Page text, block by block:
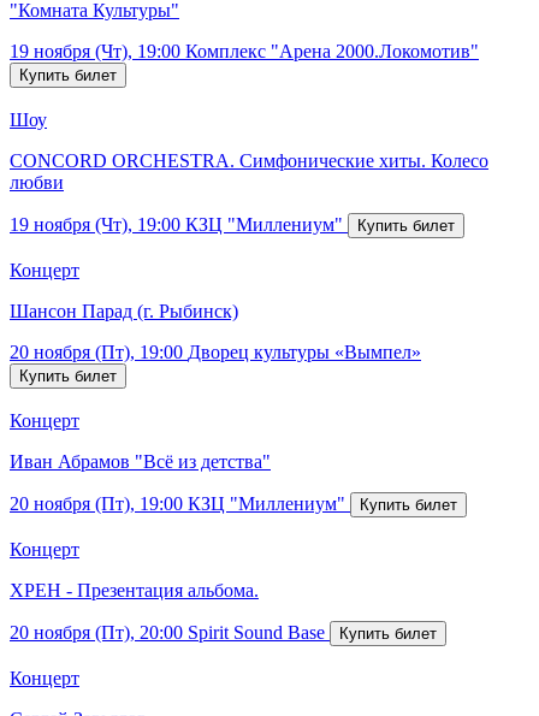
"Комната Культуры"
19 ноября (Чт), 19:00 Комплекс "Арена 2000.Локомотив"
Шоу
CONCORD ORCHESTRA. Симфонические хиты. Колесо
любви
19 ноября (Чт), 19:00 КЗЦ "Миллениум"
Концерт
Шансон Парад (г. Рыбинск)
20 ноября (Пт), 19:00 Дворец культуры «Вымпел»
Концерт
Иван Абрамов "Всё из детства"
20 ноября (Пт), 19:00 КЗЦ "Миллениум"
Концерт
ХРЕН - Презентация альбома.
20 ноября (Пт), 20:00 Spirit Sound Base
Концерт